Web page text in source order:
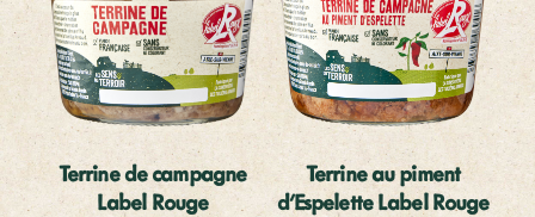
Terrine de campagne
Label Rouge
Terrine au piment
d'Espelette Label Rouge